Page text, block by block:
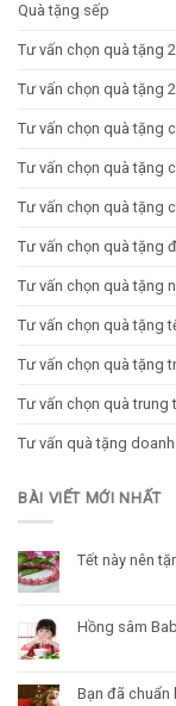
Quà tặng sếp
Tư vấn chọn quà tặng
Tư vấn chọn quà tặng
Tư vấn chọn quà tặng
Tư vấn chọn quà tặng
Tư vấn chọn quà tặng
Tư vấn chọn quà tặng
Tư vấn chọn quà tặng
Tư vấn chọn quà tặng
Tư vấn chọn quà tặng
Tư vấn chọn quà trung
Tư vấn quà tặng
BÀI VIẾT MỚI NHẤT
Tết này nên
Hồng sâm
Bạn đã chuẩn